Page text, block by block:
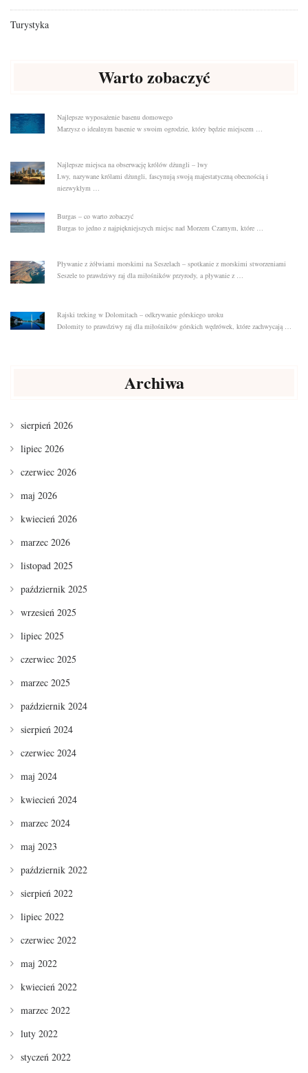
Turystyka
Warto zobaczyć
Najlepsze wyposażenie basenu domowego
Marzysz o idealnym basenie w swoim ogrodzie, który będzie miejscem …
Najlepsze miejsca na obserwację królów dżungli – lwy
Lwy, nazywane królami dżungli, fascynują swoją majestatyczną obecnością i
niezwykłym …
Burgas – co warto zobaczyć
Burgas to jedno z najpiękniejszych miejsc nad Morzem Czarnym, które …
Pływanie z żółwiami morskimi na Seszelach – spotkanie z morskimi stworzeniami
Seszele to prawdziwy raj dla miłośników przyrody, a pływanie z …
Rajski treking w Dolomitach – odkrywanie górskiego uroku
Dolomity to prawdziwy raj dla miłośników górskich wędrówek, które zachwycają …
Archiwa
sierpień 2026
lipiec 2026
czerwiec 2026
maj 2026
kwiecień 2026
marzec 2026
listopad 2025
październik 2025
wrzesień 2025
lipiec 2025
czerwiec 2025
marzec 2025
październik 2024
sierpień 2024
czerwiec 2024
maj 2024
kwiecień 2024
marzec 2024
maj 2023
październik 2022
sierpień 2022
lipiec 2022
czerwiec 2022
maj 2022
kwiecień 2022
marzec 2022
luty 2022
styczeń 2022